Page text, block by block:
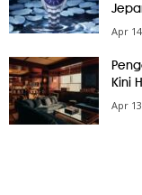
Apr
Kini
Apr